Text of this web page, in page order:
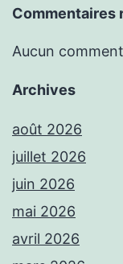
Commentaires
Aucun
Archives
août 2026
juillet 2026
juin 2026
mai 2026
avril 2026